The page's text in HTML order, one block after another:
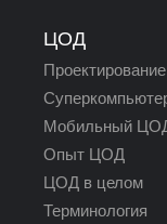
ЦОД
Мобильный
Опыт ЦОД
ЦОД в целом
Терминология